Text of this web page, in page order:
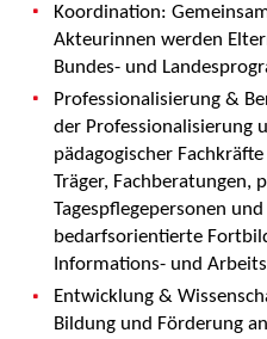
Koordination:
Akteurinnen werden
Bundes- und
Professionalisierung &
der Professionalisierung
pädagogischer
Träger, Fachberatungen,
Tagespflegepersonen
bedarfsorientierte
Informations- und
Entwicklung &
Bildung und Förderung